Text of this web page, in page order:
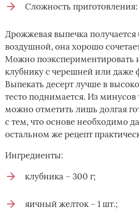
Сложность приготовления:
Дрожжевая выпечка
воздушной, она хорошо
Можно поэкспериментировать
клубнику с черешней или даже
Выпекать десерт лучше в
тесто поднимается. Из минусов
можно отметить лишь долгая
с тем, что основе необходимо
остальном же рецепт
Ингредиенты:
клубника – 300 г;
яичный желток – 1 шт.;